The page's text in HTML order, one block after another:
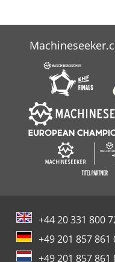
+44 20 331 800
+49 201 857 861
+49 201 857 861